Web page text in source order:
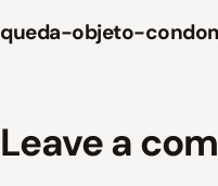
queda-objeto-
Leave a